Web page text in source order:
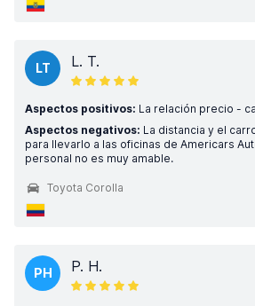
LT L. T.
Aspectos positivos: La relación precio -
Aspectos negativos: La distancia y el
para llevarlo a las oficinas de Americars
personal no es muy amable.
Toyota Corolla
PH P. H.